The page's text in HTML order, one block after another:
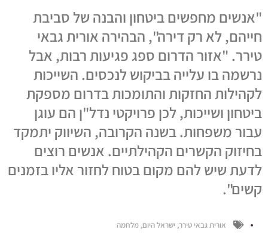
"אנשים מחפשים ביטחון והבנה של סביבת
חייהם, לא רק דירה", הבהירה אורית גבאי
טירר. "אזור הדרום ספג פגיעות רבות, אבל
נרשמה בו עלייה בביקוש לנכסים. השייכות
לקהילות החזקות והתומכות בדרום מספקת
ביטחון ושייכות, לכן פרויקטי נדל"ן הם עוגן
עבור משפחות. בשנה הקרובה, השיווק יתמקד
בחיזוק הקשרים הקהילתיים. אנשים רוצים
לדעת שיש להם מקום בטוח לחזור אליו בזמנים
קשים".
אורית גבאי טירר,ישראל היום,מלחמה